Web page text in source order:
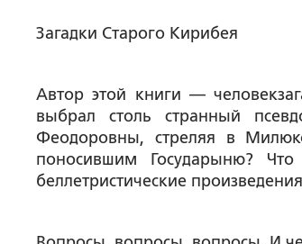
Загадки Старого Кирибея
Автор этой книги —
выбрал столь странный
Феодоровны, стреляя в
поносившим Государыню?
беллетристические